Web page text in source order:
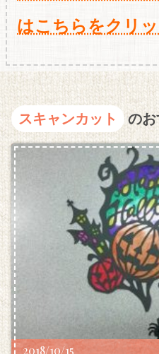
はこちらをクリ
スキャンカット の
2018/10/15